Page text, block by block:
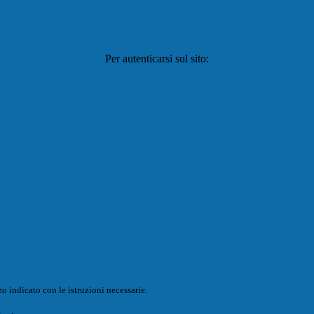
Per autenticarsi sul sito:
indicato con le istruzioni necessarie.